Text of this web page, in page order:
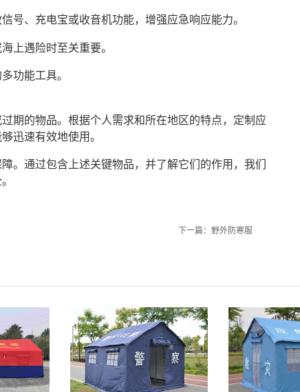
号、充电宝或收音机功能，增强应急响应能力。
上遇险时至关重要。
功能工具。
期的物品。根据个人需求和所在地区的特点，定制应
迅速有效地使用。
。通过包含上述关键物品，并了解它们的作用，我们
下一篇： 野外防寒服